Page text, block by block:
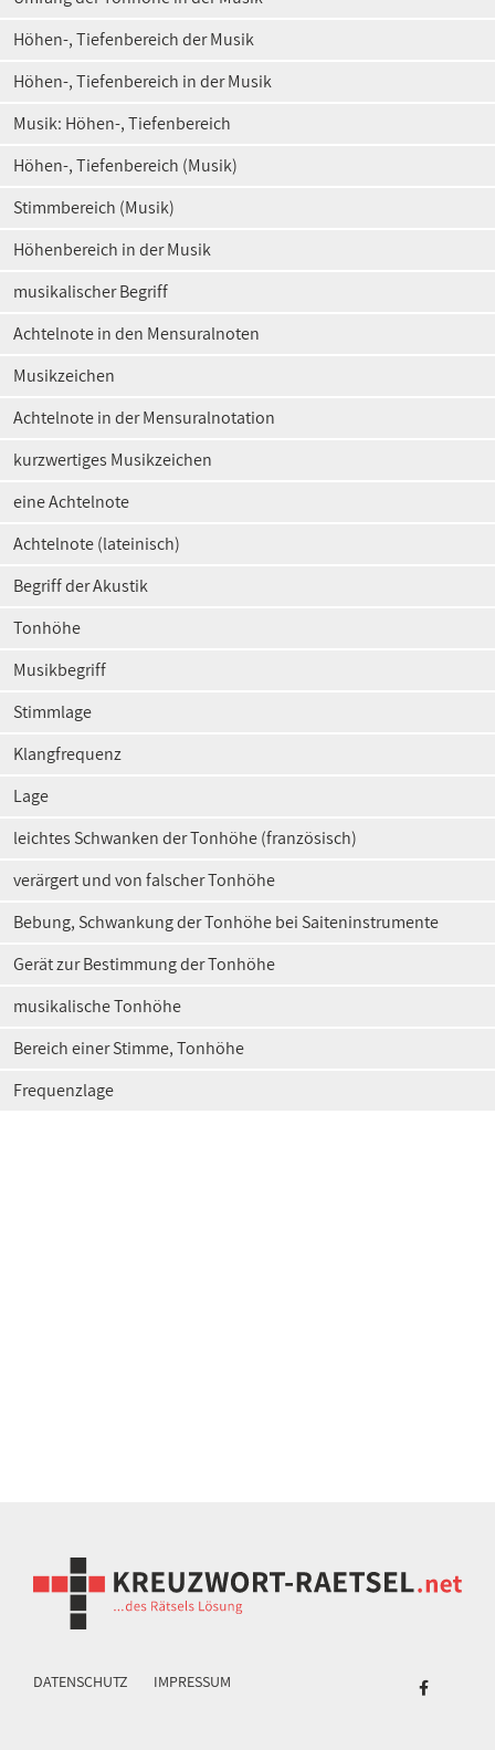
Höhen-, Tiefenbereich der Musik
Höhen-, Tiefenbereich in der Musik
Musik: Höhen-, Tiefenbereich
Höhen-, Tiefenbereich (Musik)
Stimmbereich (Musik)
Höhenbereich in der Musik
musikalischer Begriff
Achtelnote in den Mensuralnoten
Musikzeichen
Achtelnote in der Mensuralnotation
kurzwertiges Musikzeichen
eine Achtelnote
Achtelnote (lateinisch)
Begriff der Akustik
Tonhöhe
Musikbegriff
Stimmlage
Klangfrequenz
Lage
leichtes Schwanken der Tonhöhe (französisch)
verärgert und von falscher Tonhöhe
Bebung, Schwankung der Tonhöhe bei Saiteninstrumente
Gerät zur Bestimmung der Tonhöhe
musikalische Tonhöhe
Bereich einer Stimme, Tonhöhe
Frequenzlage
DATENSCHUTZ IMPRESSUM